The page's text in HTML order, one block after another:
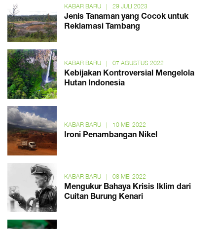
KABAR BARU | 29 JULI 2023
Jenis Tanaman yang Cocok untuk
Reklamasi Tambang
KABAR BARU | 07 AGUSTUS 2022
Kebijakan Kontroversial Mengelola
Hutan Indonesia
KABAR BARU | 10 MEI 2022
Ironi Penambangan Nikel
KABAR BARU | 08 MEI 2022
Mengukur Bahaya Krisis Iklim dari
Cuitan Burung Kenari